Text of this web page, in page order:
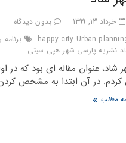
خرداد 13, 1399
بدون دیدگاه
happy city Urban
نشریه پارسی شهر هپی سیتی
کردم. در آن ابتدا به مشخص
مطلب شهر